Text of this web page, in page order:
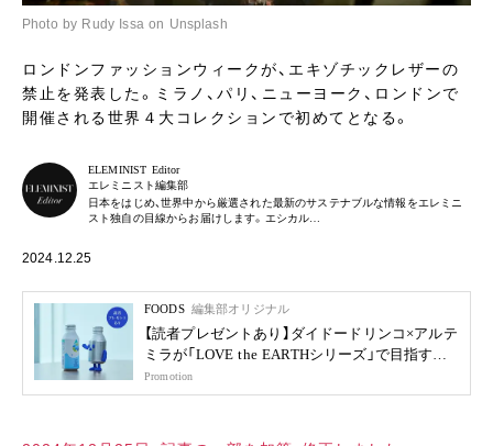
Photo by Rudy Issa on Unsplash
ロンドンファッションウィークが、エキゾチックレザーの
禁止を発表した。ミラノ、パリ、ニューヨーク、ロンドンで
開催される世界４大コレクションで初めてとなる。
ELEMINIST Editor
エレミニスト編集部
日本をはじめ、世界中から厳選された最新のサステナブルな情報をエレミニ
スト独自の目線からお届けします。エシカル…
2024.12.25
FOODS 編集部オリジナル
【読者プレゼントあり】ダイドードリンコ×アルテ
ミラが「LOVE the EARTHシリーズ」で目指す未
来
Promotion